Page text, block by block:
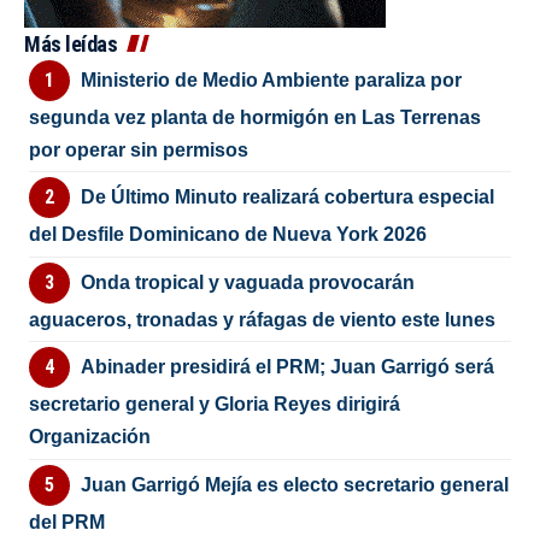
Más leídas
Ministerio de Medio Ambiente paraliza por
segunda vez planta de hormigón en Las Terrenas
por operar sin permisos
De Último Minuto realizará cobertura especial
del Desfile Dominicano de Nueva York 2026
Onda tropical y vaguada provocarán
aguaceros, tronadas y ráfagas de viento este lunes
Abinader presidirá el PRM; Juan Garrigó será
secretario general y Gloria Reyes dirigirá
Organización
Juan Garrigó Mejía es electo secretario general
del PRM